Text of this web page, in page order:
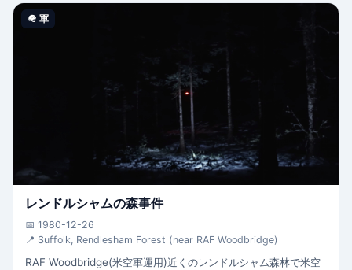
🪖 軍
レンドルシャムの森事件
📅 1980-12-26
📍 Suffolk, Rendlesham Forest (near RAF Woodbridge)
RAF Woodbridge(米空軍運用)近くのレンドルシャム森林で米空